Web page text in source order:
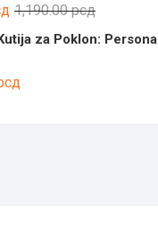
била:
1,190.00
790.00 рсд.
1,190.00рсдОригинална
цена
Тренутна
цена
za Poklon: